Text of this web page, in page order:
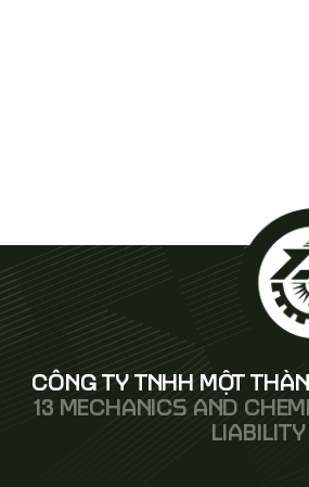
CÔNG TY TNHH MỘT
13 MECHANICS AND